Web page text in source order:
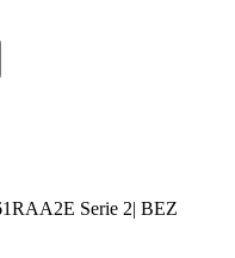
Serie 2| BEZ